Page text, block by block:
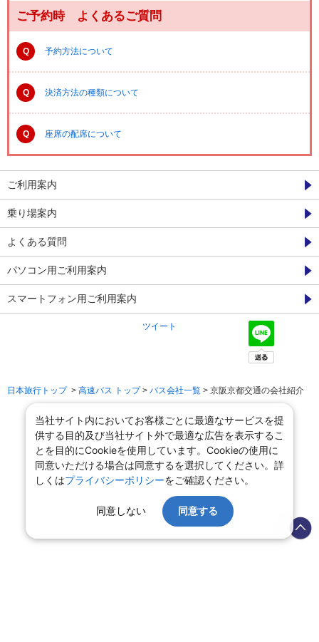
ご予約時 よくあるご質問
Q 予約方法について
Q 決済方法の種類について
Q 座席の配席について
ご利用案内
乗り場案内
よくある質問
パソコン用ご利用案内
スマートフォン用ご利用案内
ツイート
日本旅行トップ> 高速バス トップ> バス会社一覧 > 京阪京都交通の会社紹介
当社サイト内においてお客様ごとに最適なサービスを提
供する目的及び当社サイト外で最適な広告を表示するこ
とを目的にCookieを使用しています。Cookieの使用に
同意いただける場合は同意するを選択してください。詳
しくはプライバシーポリシーをご確認ください。
同意しない 同意する